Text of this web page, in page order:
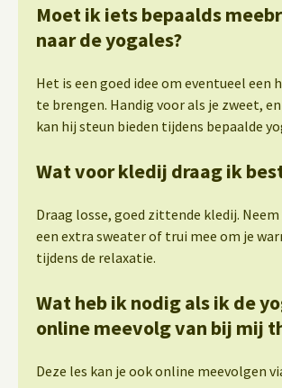
Moet ik iets bepaalds
naar de yogales?
Het is een goed idee om eventueel een
te brengen. Handig voor als je zweet,
kan hij steun bieden tijdens bepaalde
Wat voor kledij draag ik
Draag losse, goed zittende kledij.
een extra sweater of trui mee om je
tijdens de relaxatie.
Wat heb ik nodig als ik de
online meevolg van bij mij
Deze les kan je ook online meevolgen